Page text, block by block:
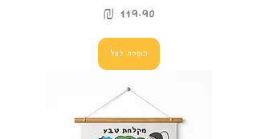
מחיר
הוספה לסל